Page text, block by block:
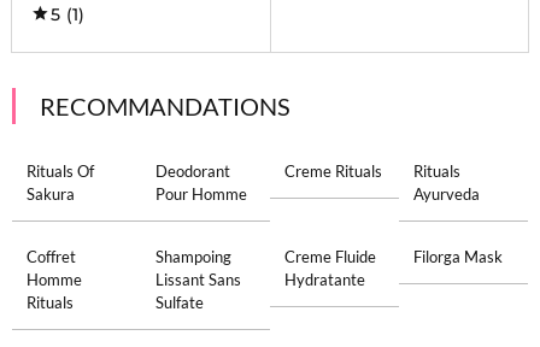
5 (1)
RECOMMANDATIONS
Rituals Of
Sakura
Deodorant
Pour Homme
Creme Rituals
Rituals
Ayurveda
Coffret
Homme
Rituals
Shampoing
Lissant Sans
Sulfate
Creme Fluide
Hydratante
Filorga Mask